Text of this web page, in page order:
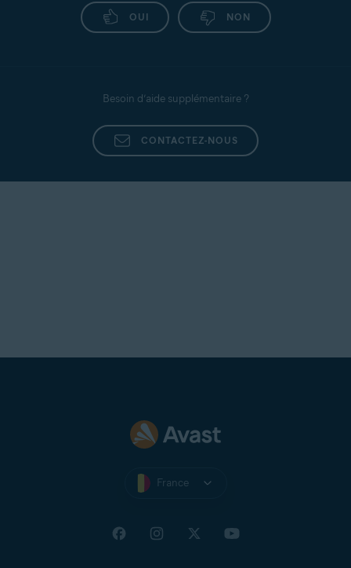
OUI NON
Besoin d’aide supplémentaire ?
CONTACTEZ-NOUS
France